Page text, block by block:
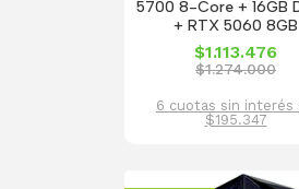
5700 8-Core + 16GB
+ RTX 5060 8GB
$1.113.476
$1.274.000
6 cuotas sin interés
$195.347